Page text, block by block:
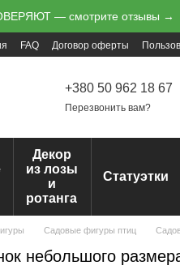
— смотрите отзывы →
FAQ Договор оферты
+380 50 962 18 67
Перезвонить вам?
Декор
из лозы
и
ротанга
Статуэтки
Садовые фигуры птиц
небольшого